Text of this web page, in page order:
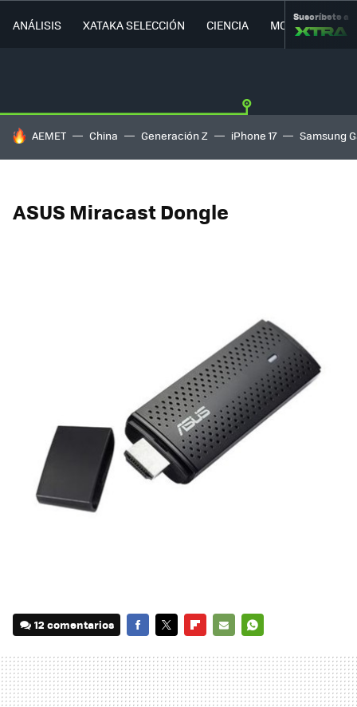
ANÁLISIS XATAKA SELECCIÓN CIENCIA MOVILIDAD
Suscríbete a
HOY SE HABLA DE
AEMET China Generación Z iPhone 17 Samsung
ASUS Miracast Dongle
12 comentarios
MAIL